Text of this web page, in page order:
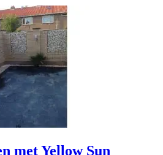
met Yellow Sun